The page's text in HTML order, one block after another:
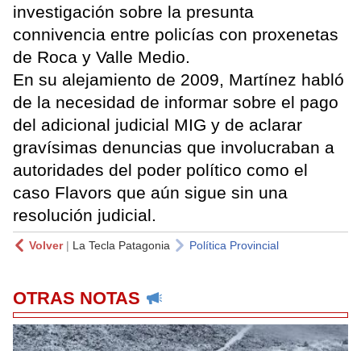
investigación sobre la presunta
connivencia entre policías con proxenetas
de Roca y Valle Medio.
En su alejamiento de 2009, Martínez habló
de la necesidad de informar sobre el pago
del adicional judicial MIG y de aclarar
gravísimas denuncias que involucraban a
autoridades del poder político como el
caso Flavors que aún sigue sin una
resolución judicial.
Volver| La Tecla Patagonia Política Provincial
OTRAS NOTAS